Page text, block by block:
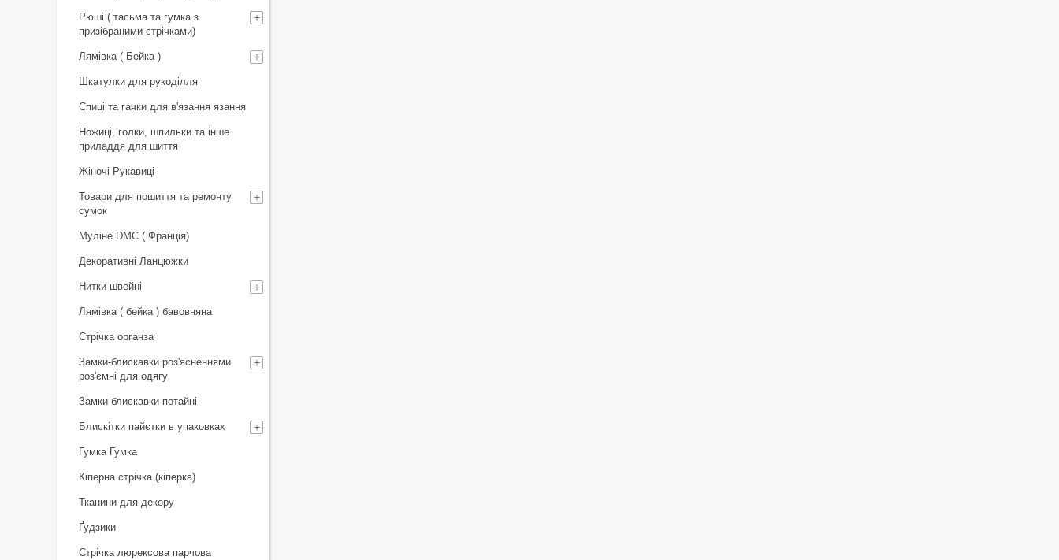
Рюші ( тасьма та гумка з
призібраними стрічками)
Лямівка ( Бейка )
Шкатулки для рукоділля
Спиці та гачки для в'язання язання
Ножиці, голки, шпильки та інше
приладдя для шиття
Жіночі Рукавиці
Товари для пошиття та ремонту
сумок
Муліне DMC ( Франція)
Декоративні Ланцюжки
Нитки швейні
Лямівка ( бейка ) бавовняна
Стрічка органза
Замки-блискавки роз'ясненнями
роз'ємні для одягу
Замки блискавки потайні
Блискітки пайєтки в упаковках
Гумка Гумка
Кіперна стрічка (кіперка)
Тканини для декору
Ґудзики
Стрічка люрексова парчова